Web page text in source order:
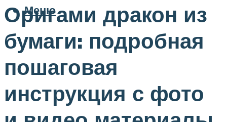
Меню
Оригами дракон из
бумаги: подробная
пошаговая
инструкция с фото